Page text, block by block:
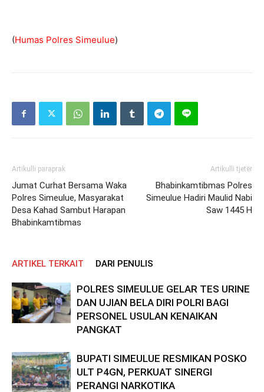
(Humas Polres Simeulue)
Artikulli paraprak
Jumat Curhat Bersama Waka
Polres Simeulue, Masyarakat
Desa Kahad Sambut Harapan
Bhabinkamtibmas
Artikulli tjetër
Bhabinkamtibmas Polres
Simeulue Hadiri Maulid Nabi
Saw 1445 H
ARTIKEL TERKAIT DARI PENULIS
POLRES SIMEULUE GELAR TES URINE
DAN UJIAN BELA DIRI POLRI BAGI
PERSONEL USULAN KENAIKAN
PANGKAT
BUPATI SIMEULUE RESMIKAN POSKO
ULT P4GN, PERKUAT SINERGI
PERANGI NARKOTIKA